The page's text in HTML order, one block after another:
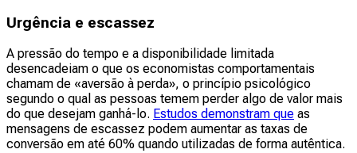
Urgência e escassez
A pressão do tempo e a disponibilidade limitada
desencadeiam o que os economistas comportamentais
chamam de «aversão à perda», o princípio psicológico
segundo o qual as pessoas temem perder algo de valor mais
do que desejam ganhá-lo. Estudos demonstram que as
mensagens de escassez podem aumentar as taxas de
conversão em até 60% quando utilizadas de forma autêntica.